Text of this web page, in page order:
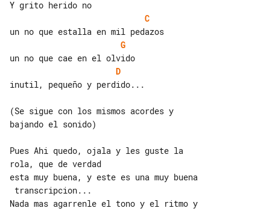
C
G
D
inutil, pequeño y perdido...
(Se sigue con los mismos acordes y
bajando el sonido)
Pues Ahi quedo, ojala y les guste la
rola, que de verdad
esta muy buena, y este es una muy buena
Nada mas agarrenle el tono y el ritmo y